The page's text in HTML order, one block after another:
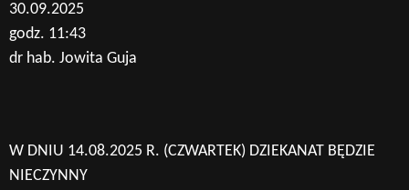
30.09.2025
godz. 11:43
dr hab. Jowita Guja
W DNIU 14.08.2025 R. (CZWARTEK) DZIEKANAT BĘDZIE
NIECZYNNY